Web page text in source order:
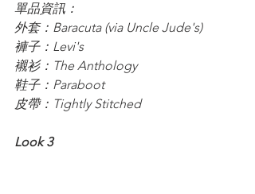
單品資訊：
外套：Baracuta (via Uncle Jude's)
褲子：Levi's
襯衫：The Anthology
鞋子：Paraboot
皮帶：Tightly Stitched
Look 3